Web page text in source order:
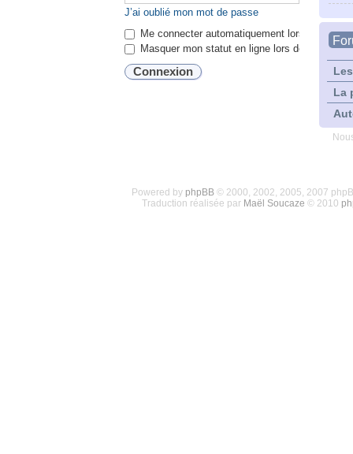
La
J’ai oublié mon mot de passe
Me connecter automatiquement lors de
Masquer mon statut en ligne lors de cette
Powered by phpBB© 2000, 2002, 2005, 2007
Traduction réalisée par Maël Soucaze © 2010